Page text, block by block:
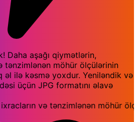
Daha aşağı qiymətlərin,
tənzimlənən möhür ölçülərinin
əl ilə kəsmə yoxdur. Yeniləndik və
üçün JPG formatını əlavə
və tənzimlənən möhür